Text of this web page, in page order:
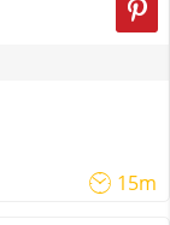
15m